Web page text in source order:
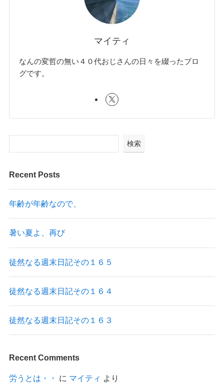
マイティ
なんの変哲の無い４０代おじさんの日々を綴ったブロ
グです。
検索
Recent Posts
年齢が年齢なので、
暑い夏よ、再び
徒然なる週末日記その１６５
徒然なる週末日記その１６４
徒然なる週末日記その１６３
Recent Comments
労うとは・・ に マイティ より